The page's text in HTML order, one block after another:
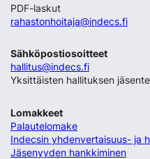
PDF-laskut
rahastonhoitaja@indecs.fi
Sähköpostiosoitteet
hallitus@indecs.fi
Yksittäisten hallituksen
Lomakkeet
Palautelomake
Indecsin yhdenvertaisuus- ja
Jäsenyyden hankkiminen